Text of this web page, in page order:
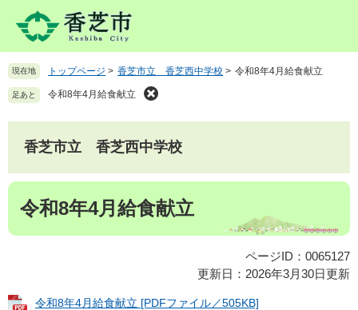
先
頭
す
を
飛
し
文
現在地 トップページ > 香芝市立 香芝西中学校 > 令和8年4月給食献立
足あと 令和8年4月給食献立
香芝市立 香芝西中学校
本
令和8年4月給食献立
ページID：0065127
更新日：2026年3月30日更新
令和8年4月給食献立 [PDFファイル／505KB]